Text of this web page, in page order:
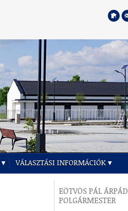
VÁLASZTÁSI INFORMÁCIÓK
EÖTVÖS PÁL ÁRPÁD
POLGÁRMESTER